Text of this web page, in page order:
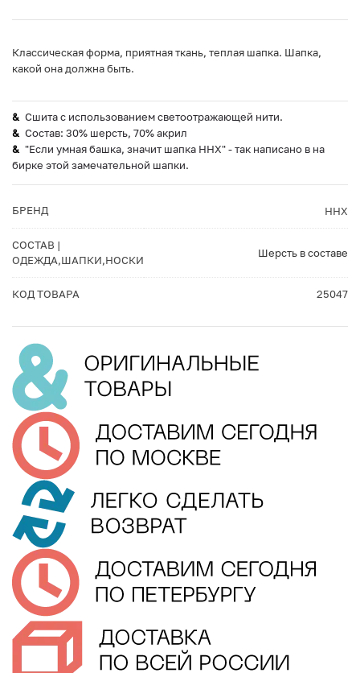
Классическая форма, приятная ткань, теплая шапка. Шапка,
какой она должна быть.
Сшита с использованием светоотражающей нити.
Состав: 30% шерсть, 70% акрил
"Если умная башка, значит шапка ННХ" - так написано в на
бирке этой замечательной шапки.
БРЕНД ННХ
СОСТАВ |
ОДЕЖДА,ШАПКИ,НОСКИ
Шерсть в составе
КОД ТОВАРА 25047